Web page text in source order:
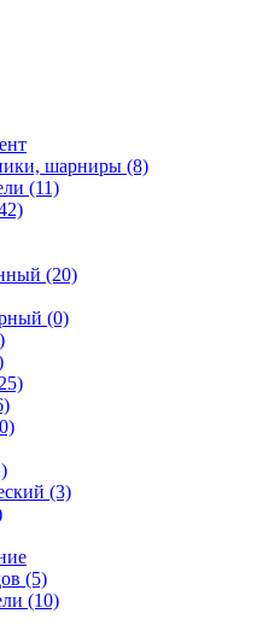
шарниры (8)
(11)
(20)
(0)
(3)
(5)
(10)